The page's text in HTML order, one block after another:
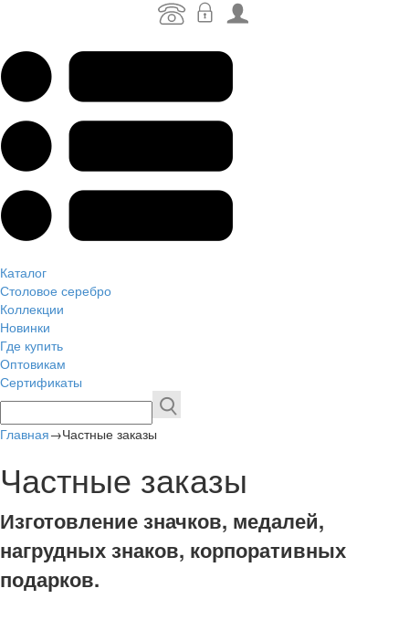
Каталог
Столовое серебро
Коллекции
Новинки
Где купить
Оптовикам
Сертификаты
Главная→Частные заказы
Частные заказы
Изготовление значков, медалей,
нагрудных знаков, корпоративных
подарков.